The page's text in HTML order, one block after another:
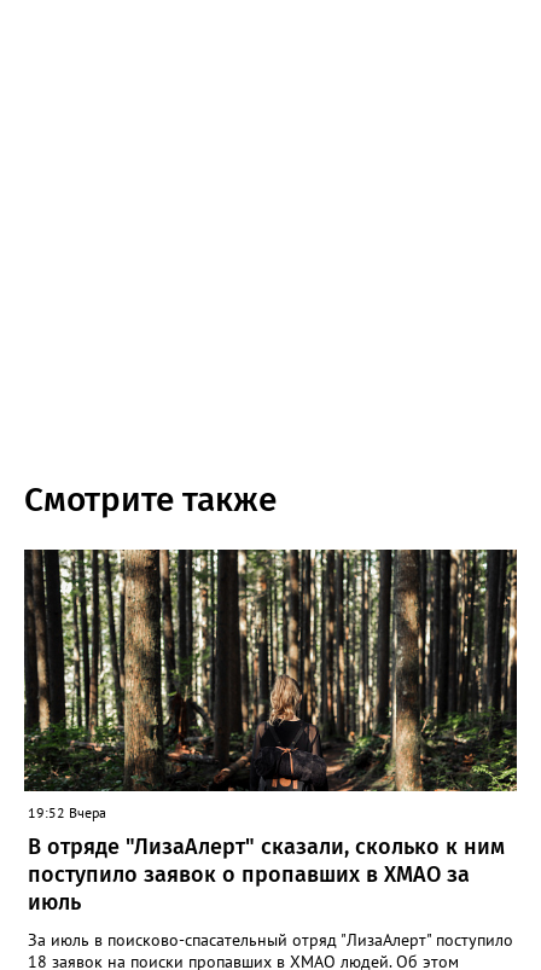
Смотрите также
19:52 Вчера
В отряде "ЛизаАлерт" сказали, сколько к ним
поступило заявок о пропавших в ХМАО за
июль
За июль в поисково-спасательный отряд "ЛизаАлерт" поступило
18 заявок на поиски пропавших в ХМАО людей. Об этом